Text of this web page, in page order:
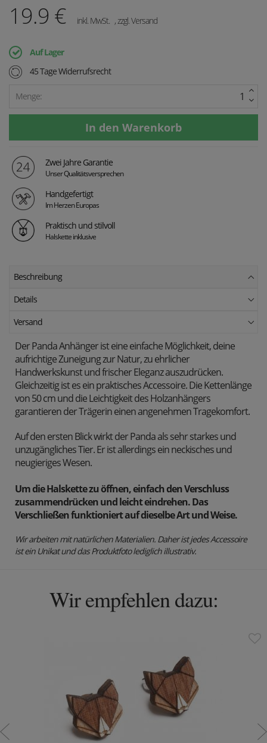
19.9 € inkl. MwSt. , zzgl. Versand
Auf Lager
45 Tage Widerrufsrecht
Menge:
Zwei Jahre Garantie
Unser Qualitätsversprechen
Handgefertigt
Im Herzen Europas
Praktisch und stilvoll
Halskette inklusive
Beschreibung
Details
Versand
Der Panda Anhänger ist eine einfache Möglichkeit, deine
aufrichtige Zuneigung zur Natur, zu ehrlicher
Handwerkskunst und frischer Eleganz auszudrücken.
Gleichzeitig ist es ein praktisches Accessoire.Die Kettenlänge
von 50 cm und die Leichtigkeit des Holzanhängers
garantieren der Trägerin einen angenehmen Tragekomfort.
Auf den ersten Blick wirkt der Panda als sehr starkes und
unzugängliches Tier. Er ist allerdings ein neckisches und
neugieriges Wesen.
Um die Halskette zu öffnen, einfach den Verschluss
zusammendrücken und leicht eindrehen. Das
Verschließen funktioniert auf dieselbe Art und Weise.
Wir arbeiten mit natürlichen Materialien. Daher ist jedes Accessoire
ist ein Unikat und das Produktfoto lediglich illustrativ.
Wir empfehlen dazu: